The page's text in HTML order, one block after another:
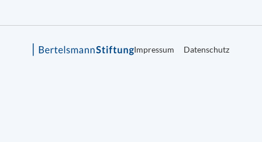
Impressum Datenschutz